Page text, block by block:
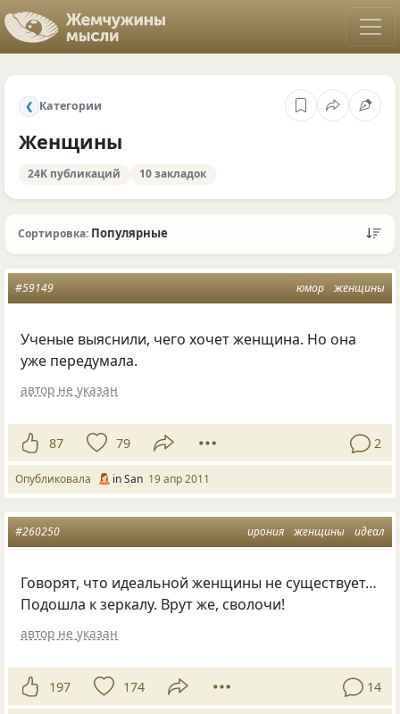
❮ Категории
Женщины
24K публикаций 10 закладок
Сортировка: Популярные
юмор женщины
#59149
Ученые выяснили, чего хочет женщина. Но она
уже передумала.
автор не указан
87 79 2
Опубликовала in San 19 апр 2011
ирония женщины идеал
#260250
Говорят, что идеальной женщины не существует…
Подошла к зеркалу. Врут же, сволочи!
автор не указан
197 174 14